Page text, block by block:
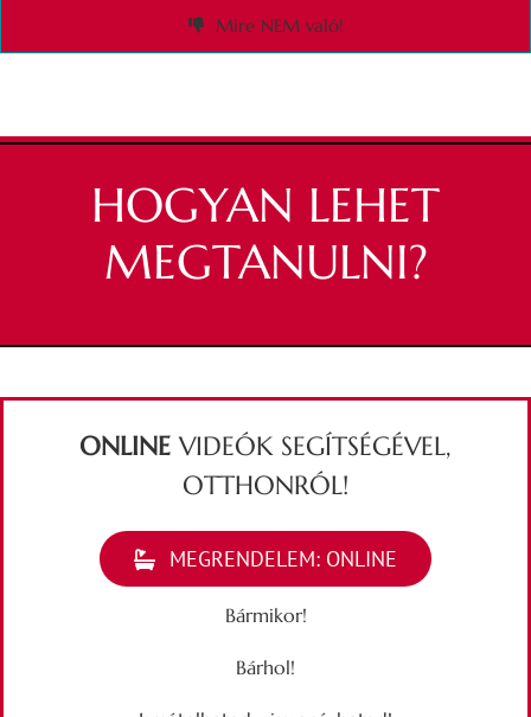
Mire NEM való!
HOGYAN LEHET
MEGTANULNI?
ONLINE VIDEÓK SEGÍTSÉGÉVEL,
OTTHONRÓL!
MEGRENDELEM: ONLINE
Bármikor!
Bárhol!